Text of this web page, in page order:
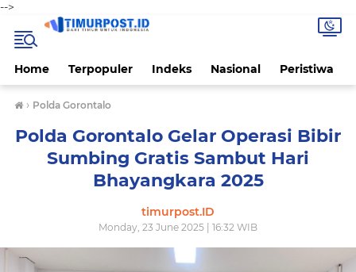
-->
Home Terpopuler Indeks Nasional Peristiwa
› Polda Gorontalo
Polda Gorontalo Gelar Operasi Bibir
Sumbing Gratis Sambut Hari
Bhayangkara 2025
timurpost.ID
Monday, 23 June 2025 | 16:32 WIB